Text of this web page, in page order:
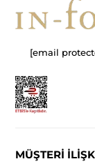
[email
MÜŞTERİ